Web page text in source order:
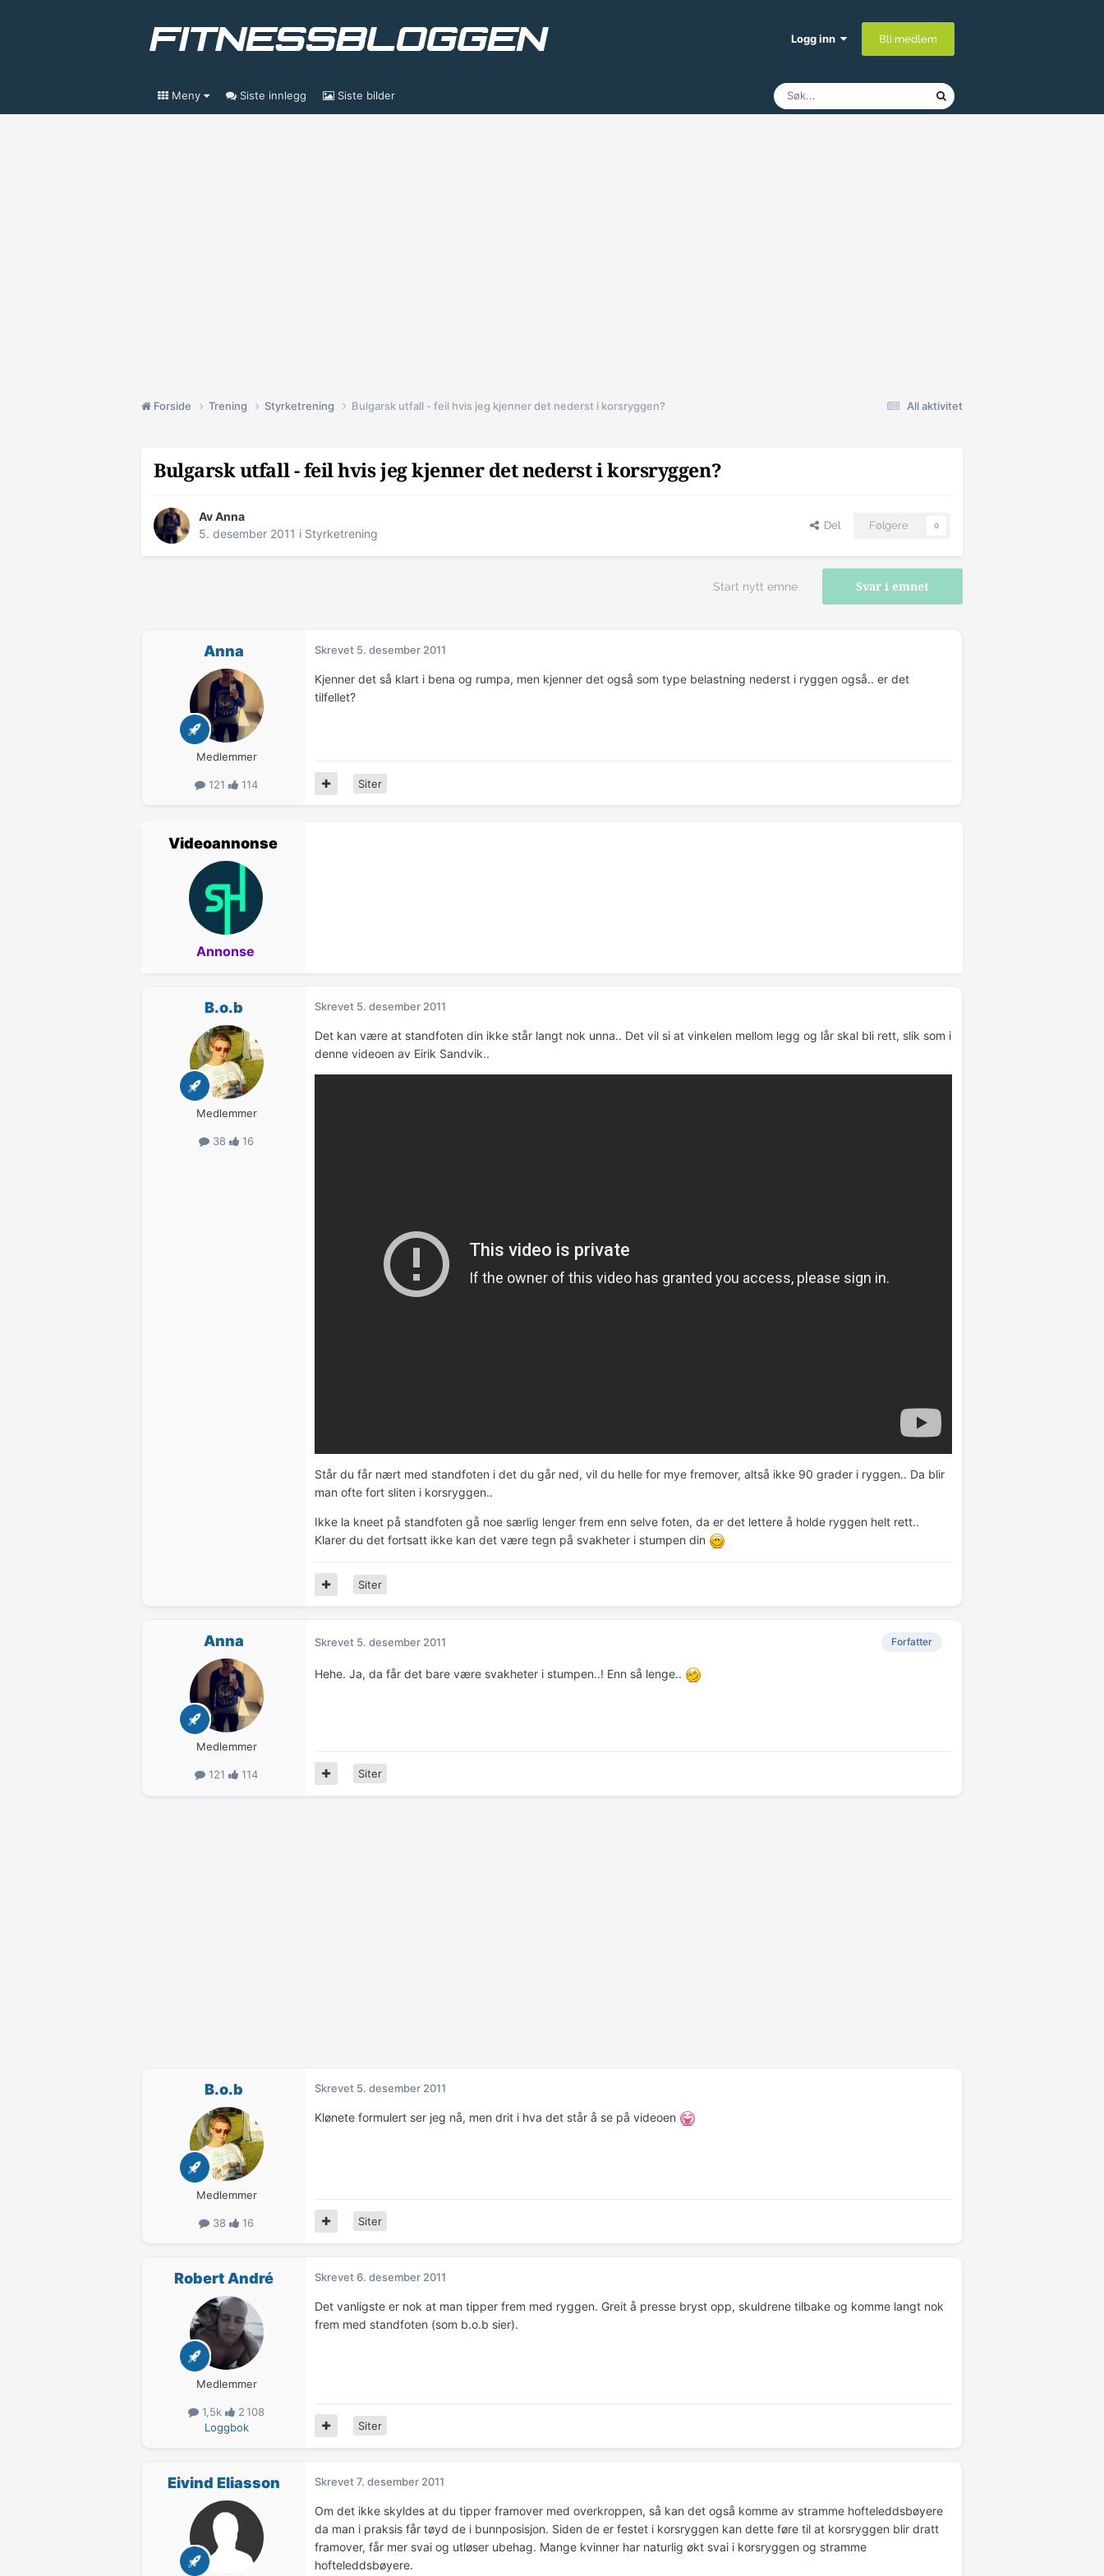
Logg inn Bli medlem
Meny Siste innlegg Siste bilder
All aktivitet
Forside Trening Styrketrening Bulgarsk utfall - feil hvis jeg kjenner det nederst i korsryggen?
Bulgarsk utfall - feil hvis jeg kjenner det nederst i korsryggen?
AvAnna
5. desember 2011 i Styrketrening
Del Følgere 0
Svar i emnet
Start nytt emne
Anna
Medlemmer
121 114
Skrevet 5. desember 2011
Kjenner det så klart i bena og rumpa, men kjenner det også som type belastning nederst i ryggen også.. er det
tilfellet?
Siter
Videoannonse
Annonse
B.o.b
Medlemmer
38 16
Skrevet 5. desember 2011
Det kan være at standfoten din ikke står langt nok unna.. Det vil si at vinkelen mellom legg og lår skal bli rett, slik som i
denne videoen av Eirik Sandvik..
Står du får nært med standfoten i det du går ned, vil du helle for mye fremover, altså ikke 90 grader i ryggen.. Da blir
man ofte fort sliten i korsryggen..
Ikke la kneet på standfoten gå noe særlig lenger frem enn selve foten, da er det lettere å holde ryggen helt rett..
Klarer du det fortsatt ikke kan det være tegn på svakheter i stumpen din
Siter
Anna
Medlemmer
121 114
Forfatter
Skrevet 5. desember 2011
Hehe. Ja, da får det bare være svakheter i stumpen..! Enn så lenge..
Siter
B.o.b
Medlemmer
38 16
Skrevet 5. desember 2011
Klønete formulert ser jeg nå, men drit i hva det står å se på videoen
Siter
Robert André
Medlemmer
1,5k
2 108
Loggbok
Skrevet6. desember 2011
Det vanligste er nok at man tipper frem med ryggen. Greit å presse bryst opp, skuldrene tilbake og komme langt nok
frem med standfoten (som b.o.b sier).
Siter
Eivind Eliasson Skrevet7. desember 2011
Om det ikke skyldes at du tipper framover med overkroppen, så kan det også komme av stramme hofteleddsbøyere
da man i praksis får tøyd de i bunnposisjon. Siden de er festet i korsryggen kan dette føre til at korsryggen blir dratt
framover, får mer svai og utløser ubehag. Mange kvinner har naturlig økt svai i korsryggen og stramme
hofteleddsbøyere.